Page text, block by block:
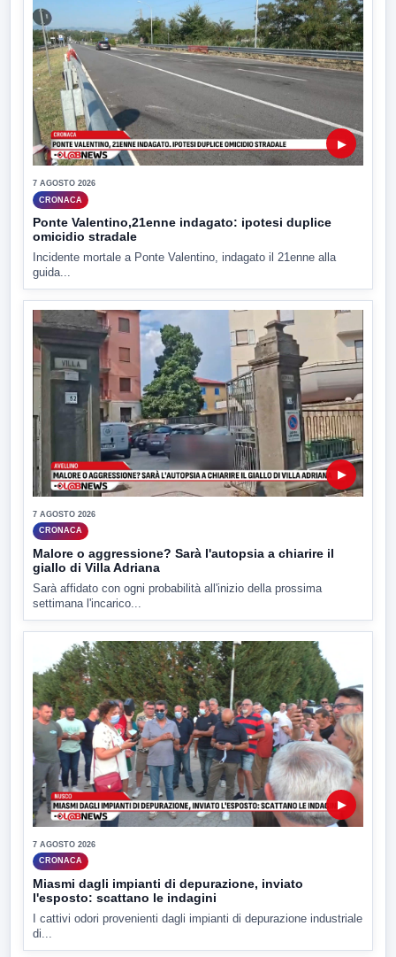
▶
7 AGOSTO 2026
CRONACA
Ponte Valentino,21enne indagato: ipotesi duplice
omicidio stradale
Incidente mortale a Ponte Valentino, indagato il 21enne alla
guida...
▶
7 AGOSTO 2026
CRONACA
Malore o aggressione? Sarà l'autopsia a chiarire il
giallo di Villa Adriana
Sarà affidato con ogni probabilità all'inizio della prossima
settimana l'incarico...
▶
7 AGOSTO 2026
CRONACA
Miasmi dagli impianti di depurazione, inviato
l'esposto: scattano le indagini
I cattivi odori provenienti dagli impianti di depurazione industriale
di...